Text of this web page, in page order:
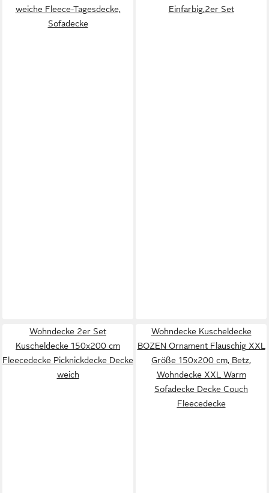
weiche Fleece-Tagesdecke,
Sofadecke
Einfarbig,2er Set
Wohndecke 2er Set
Kuscheldecke 150x200 cm
Fleecedecke Picknickdecke Decke
weich
Wohndecke Kuscheldecke
BOZEN Ornament Flauschig XXL
Größe 150x200 cm, Betz,
Wohndecke XXL Warm
Sofadecke Decke Couch
Fleecedecke